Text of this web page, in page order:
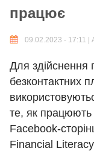
працює
09.02.2023 - 17:11 |
Для здійснення
безконтактних
те, як працюють
Facebook-
Financial
Дозволені
Рядки і
Plain
You may
Рядки і